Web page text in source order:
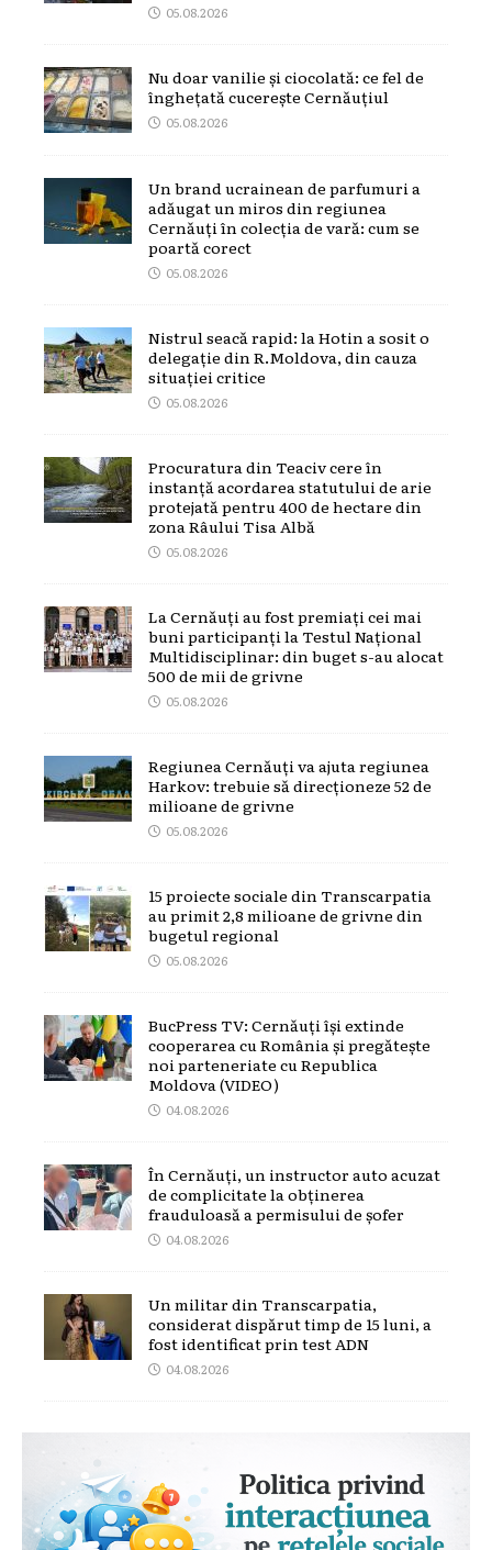
05.08.2026
Nu doar vanilie și ciocolată: ce fel de
înghețată cucerește Cernăuțiul
05.08.2026
Un brand ucrainean de parfumuri a
adăugat un miros din regiunea
Cernăuți în colecția de vară: cum se
poartă corect
05.08.2026
Nistrul seacă rapid: la Hotin a sosit o
delegație din R.Moldova, din cauza
situației critice
05.08.2026
Procuratura din Teaciv cere în
instanță acordarea statutului de arie
protejată pentru 400 de hectare din
zona Râului Tisa Albă
05.08.2026
La Cernăuți au fost premiați cei mai
buni participanți la Testul Național
Multidisciplinar: din buget s-au alocat
500 de mii de grivne
05.08.2026
Regiunea Cernăuți va ajuta regiunea
Harkov: trebuie să direcționeze 52 de
milioane de grivne
05.08.2026
15 proiecte sociale din Transcarpatia
au primit 2,8 milioane de grivne din
bugetul regional
05.08.2026
BucPress TV: Cernăuți își extinde
cooperarea cu România și pregătește
noi parteneriate cu Republica
Moldova (VIDEO)
04.08.2026
În Cernăuți, un instructor auto acuzat
de complicitate la obținerea
frauduloasă a permisului de șofer
04.08.2026
Un militar din Transcarpatia,
considerat dispărut timp de 15 luni, a
fost identificat prin test ADN
04.08.2026